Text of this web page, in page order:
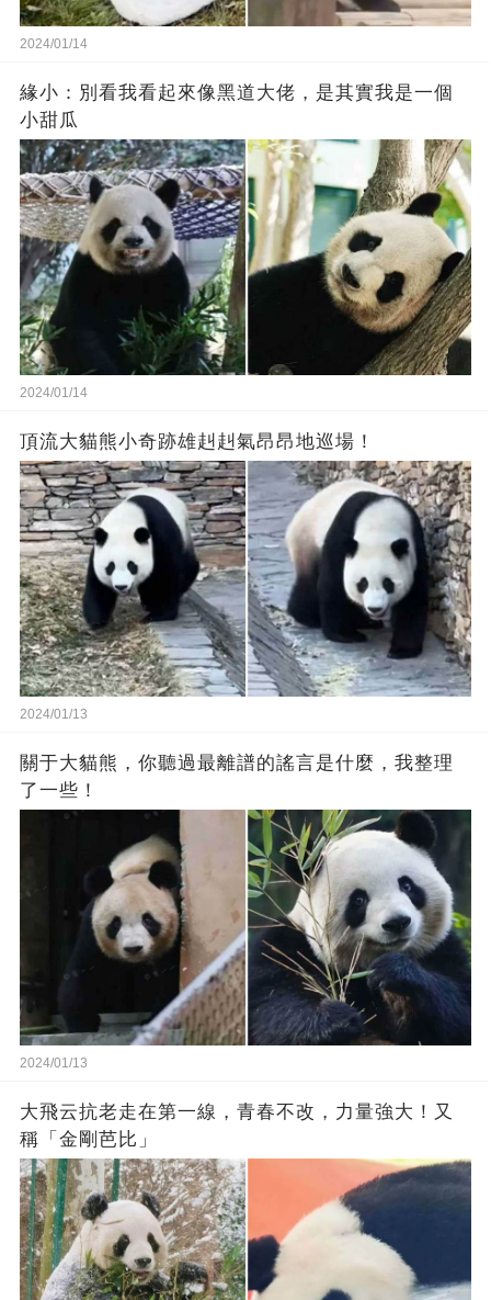
2024/01/14
緣小：別看我看起來‬像‬黑道‬大佬‬，是其實我是一個
小甜瓜‬
2024/01/14
頂流大貓熊小奇跡雄赳赳氣昂昂地巡場！
2024/01/13
關于大貓熊，你聽過最離譜的謠言是什麼，我整理
了一些！
2024/01/13
大飛云抗老走在第一線，青春不改，力量強大！又
稱「金剛芭比」